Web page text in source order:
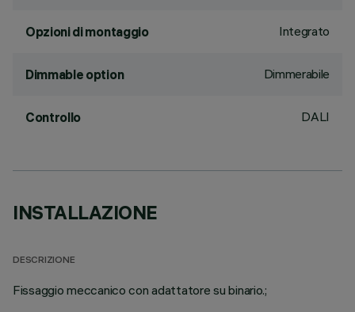
Opzioni di montaggio Integrato
Dimmable option Dimmerabile
Controllo DALI
INSTALLAZIONE
DESCRIZIONE
Fissaggio meccanico con adattatore su binario.;